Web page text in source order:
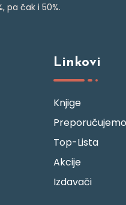
pa čak i 50%.
Linkovi
Knjige
Preporučujemo
Top-Lista
Akcije
Izdavači